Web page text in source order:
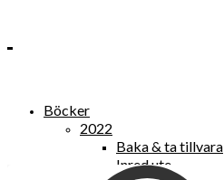
Böcker
2022
Baka & ta tillvara
Inred ute